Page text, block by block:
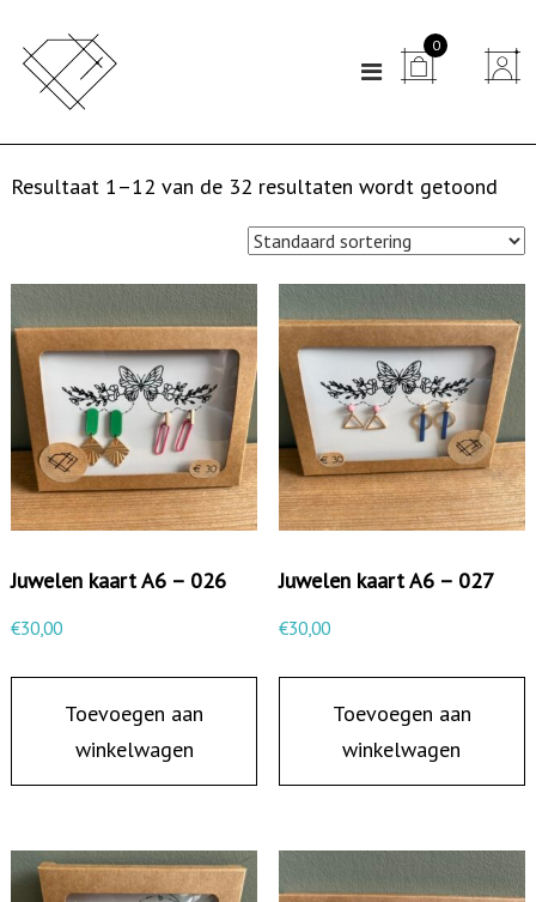

0

Resultaat 1–12 van de 32 resultaten wordt getoond
Juwelen kaart A6 – 026
€30,00
Toevoegen aan
winkelwagen
Juwelen kaart A6 – 027
€30,00
Toevoegen aan
winkelwagen